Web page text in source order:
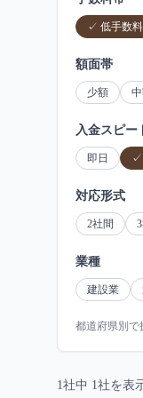
✓ 低手数料
額面帯
少額
入金スピー
即日 ✓
対応形式
2社間
業種
建設業
都道府県別で
1社中 1社を表